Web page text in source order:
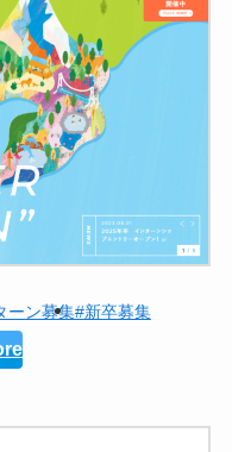
ーン募集#新卒募集